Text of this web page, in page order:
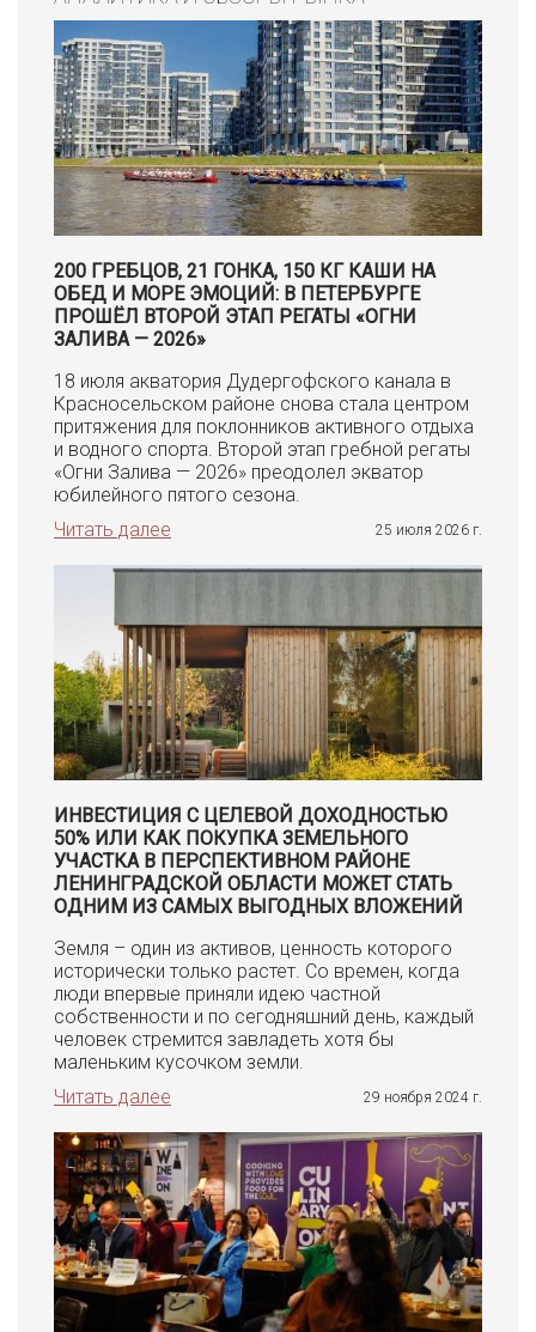
200 ГРЕБЦОВ, 21 ГОНКА, 150 КГ КАШИ НА
ОБЕД И МОРЕ ЭМОЦИЙ: В ПЕТЕРБУРГЕ
ПРОШЁЛ ВТОРОЙ ЭТАП РЕГАТЫ «ОГНИ
ЗАЛИВА — 2026»
18 июля акватория Дудергофского канала в
Красносельском районе снова стала центром
притяжения для поклонников активного отдыха
и водного спорта. Второй этап гребной регаты
«Огни Залива — 2026» преодолел экватор
юбилейного пятого сезона.
Читать далее
25 июля 2026 г.
ИНВЕСТИЦИЯ С ЦЕЛЕВОЙ ДОХОДНОСТЬЮ
50% ИЛИ КАК ПОКУПКА ЗЕМЕЛЬНОГО
УЧАСТКА В ПЕРСПЕКТИВНОМ РАЙОНЕ
ЛЕНИНГРАДСКОЙ ОБЛАСТИ МОЖЕТ СТАТЬ
ОДНИМ ИЗ САМЫХ ВЫГОДНЫХ ВЛОЖЕНИЙ
Земля – один из активов, ценность которого
исторически только растет. Со времен, когда
люди впервые приняли идею частной
собственности и по сегодняшний день, каждый
человек стремится завладеть хотя бы
маленьким кусочком земли.
Читать далее
29 ноября 2024 г.